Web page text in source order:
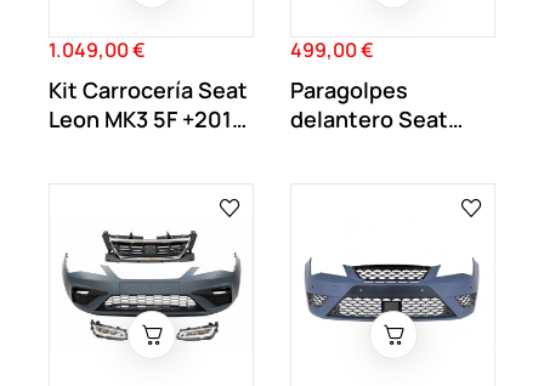
Precio
1.049,00 €
Kit Carrocería Seat
Leon MK3 5F +2018
Precio
499,00 €
Paragolpes
delantero Seat